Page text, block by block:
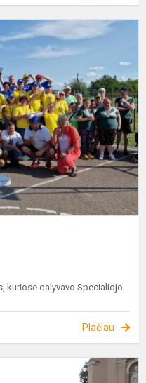
kuriose dalyvavo Specialiojo
Plačiau